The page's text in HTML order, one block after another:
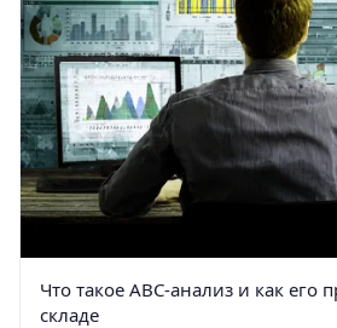
Что такое АВС-анализ и как его
складе